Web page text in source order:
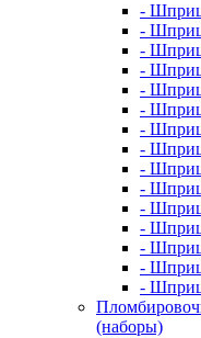
-
-
-
-
-
-
-
-
-
-
-
-
-
-
-
(наборы)